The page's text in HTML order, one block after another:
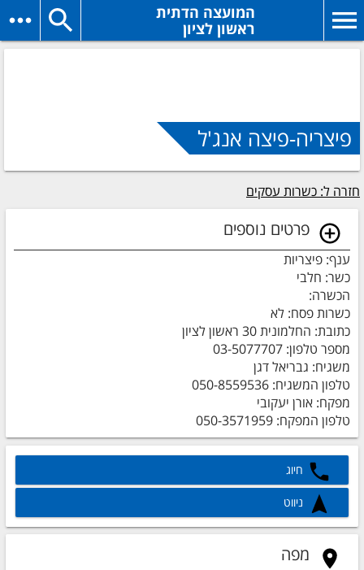
המועצה הדתית
ראשון לציון
פיצריה-פיצה אנג'ל
חזרה ל: כשרות עסקים
פרטים נוספים
ענף: פיצריות
כשר: חלבי
הכשרה:
כשרות פסח: לא
כתובת: החלמונית 30 ראשון לציון
מספר טלפון: 03-5077707
משגיח: גבריאל דגן
טלפון המשגיח: 050-8559536
מפקח: אורן יעקובי
טלפון המפקח: 050-3571959
חיוג
ניווט
מפה